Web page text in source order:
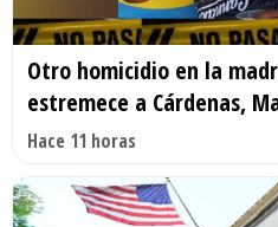
Otro homicidio en la
estremece a Cárdenas,
Hace 11 horas